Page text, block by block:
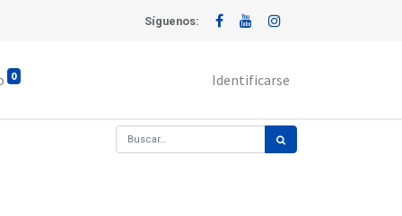
Síguenos:
0 Identificarse